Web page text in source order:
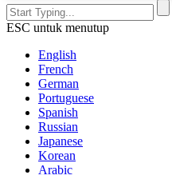
ESC untuk menutup
English
French
German
Portuguese
Spanish
Russian
Japanese
Korean
Arabic